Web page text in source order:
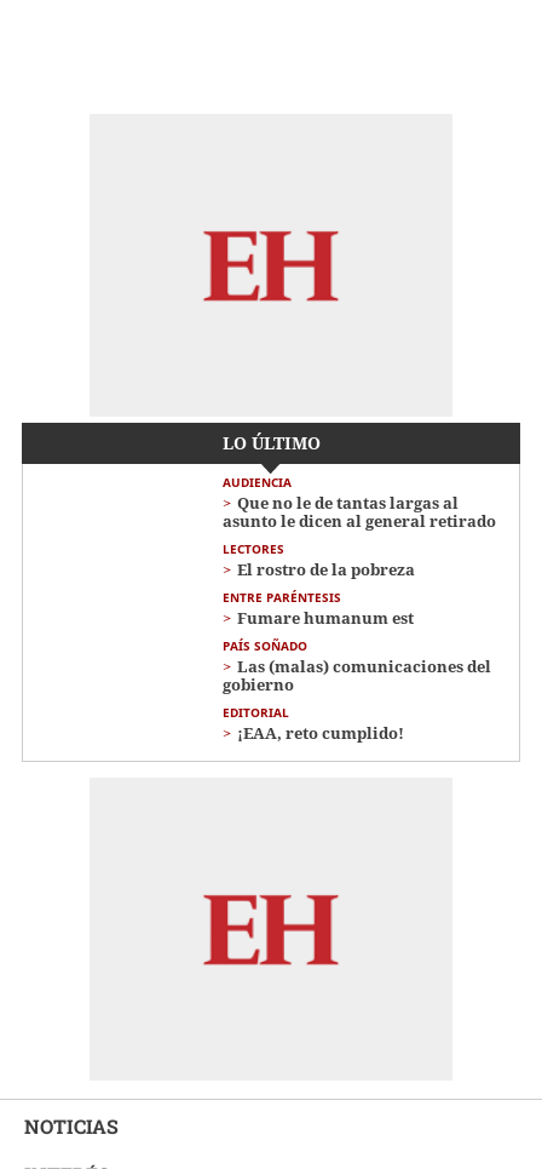
LO ÚLTIMO
AUDIENCIA
Que no le de tantas largas al
asunto le dicen al general retirado
LECTORES
El rostro de la pobreza
ENTRE PARÉNTESIS
Fumare humanum est
PAÍS SOÑADO
Las (malas) comunicaciones del
gobierno
EDITORIAL
¡EAA, reto cumplido!
NOTICIAS